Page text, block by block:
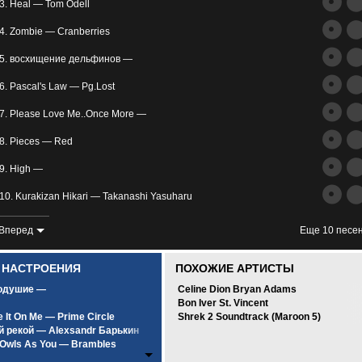
злость
3. Heal — Tom Odell
4. Zombie — Cranberries
5. восхищение дельфинов —
6. Pascal's Law — Pg.Lost
7. Please Love Me..Once More —
8. Pieces — Red
9. High —
10. Kurakizan Hikari — Takanashi Yasuharu
11. Save Me (zaycev.net) — XXXtentacion
Comptine D'ete N-2 — Yann Tiersen
14. Rafatosman.CoM_Music_Aw2at Fara3' — Rafatosman.CoM
Vlny — Не расставайтесь с любимыми
Еще 10 песен
Вперед
НАСТРОЕНИЯ
—
It On Me — Prime Circle
рекой — Alexsandr Барькин
As You — Brambles
светом — SCIRENA Feat. A.V.G
ПОХОЖИЕ АРТИСТЫ
Celine Dion Bryan Adams
Bon Iver St. Vincent
Shrek 2 Soundtrack (Maroon 5)